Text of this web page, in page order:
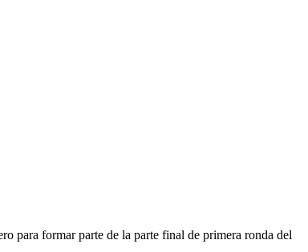
para formar parte de la parte final de primera ronda del